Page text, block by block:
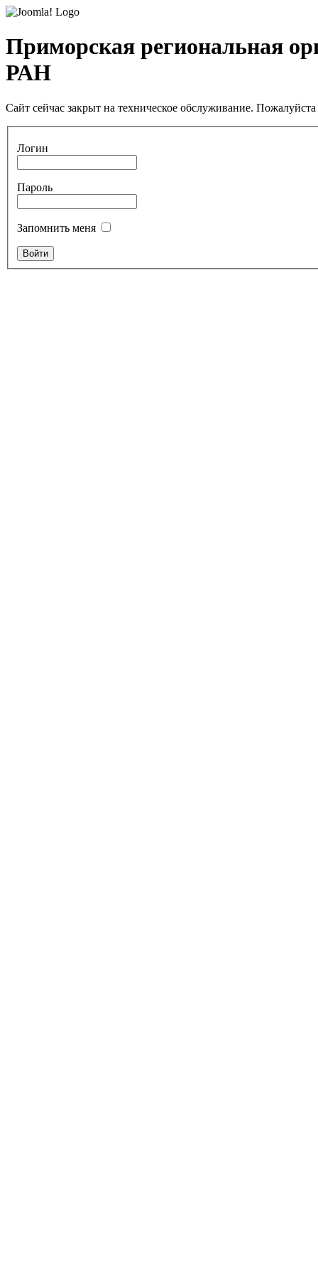
Приморская региональная
РАН
Сайт сейчас закрыт на техническое обслуживание.
Логин
Пароль
Запомнить меня